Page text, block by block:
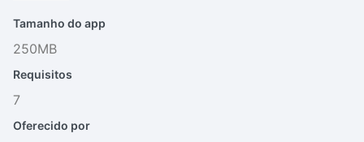
Tamanho do app
250MB
Requisitos
7
Oferecido por